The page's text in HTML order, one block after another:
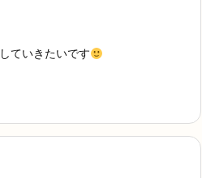
ていきたいです